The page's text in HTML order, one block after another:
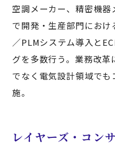
空調メーカー、精密機
で開発・生産部門におけ
／PLMシステム導入と
グを多数行う。業務改
でなく電気設計領域で
施。
レイヤーズ・コン